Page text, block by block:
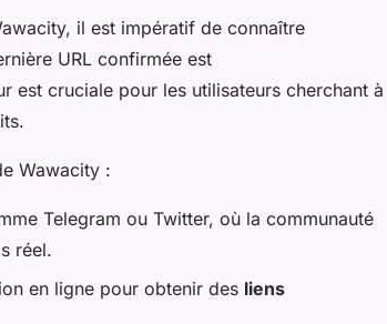
il est impératif de connaître
URL confirmée est
est cruciale pour les utilisateurs cherchant à
Wawacity :
Telegram ou Twitter, où la communauté
réel.
en ligne pour obtenir des liens